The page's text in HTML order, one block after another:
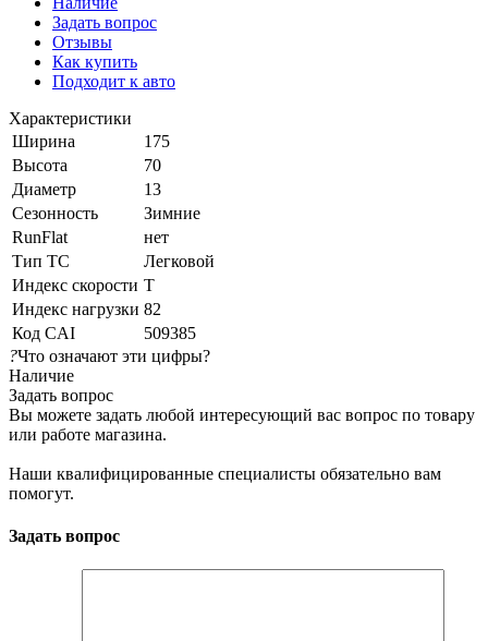
Задать вопрос
Отзывы
Как купить
Подходит к авто
Характеристики
Ширина
175
Высота
70
Диаметр
13
Сезонность
Зимние
RunFlat
нет
Тип ТС
Легковой
Индекс скорости T
Индекс нагрузки 82
Код CAI
509385
?Что означают эти цифры?
Наличие
Задать вопрос
Вы можете задать любой интересующий вас вопрос по товару
или работе магазина.
Наши квалифицированные специалисты обязательно вам
помогут.
Задать вопрос